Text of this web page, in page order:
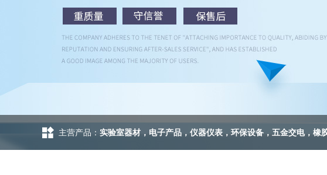
主营产品： 实验室器材，电子产品，仪器仪表，环保设备，五金交电，橡